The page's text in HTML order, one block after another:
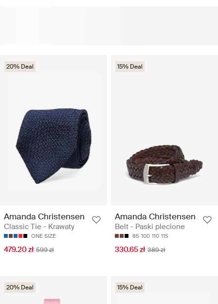
20% Deal
Amanda Christensen
Classic Tie - Krawaty
ONE SIZE
479.20 zł 599 zł
15% Deal
Amanda Christensen
Belt - Paski plecione
85 100 110 115
330.65 zł 389 zł
20% Deal 15% Deal